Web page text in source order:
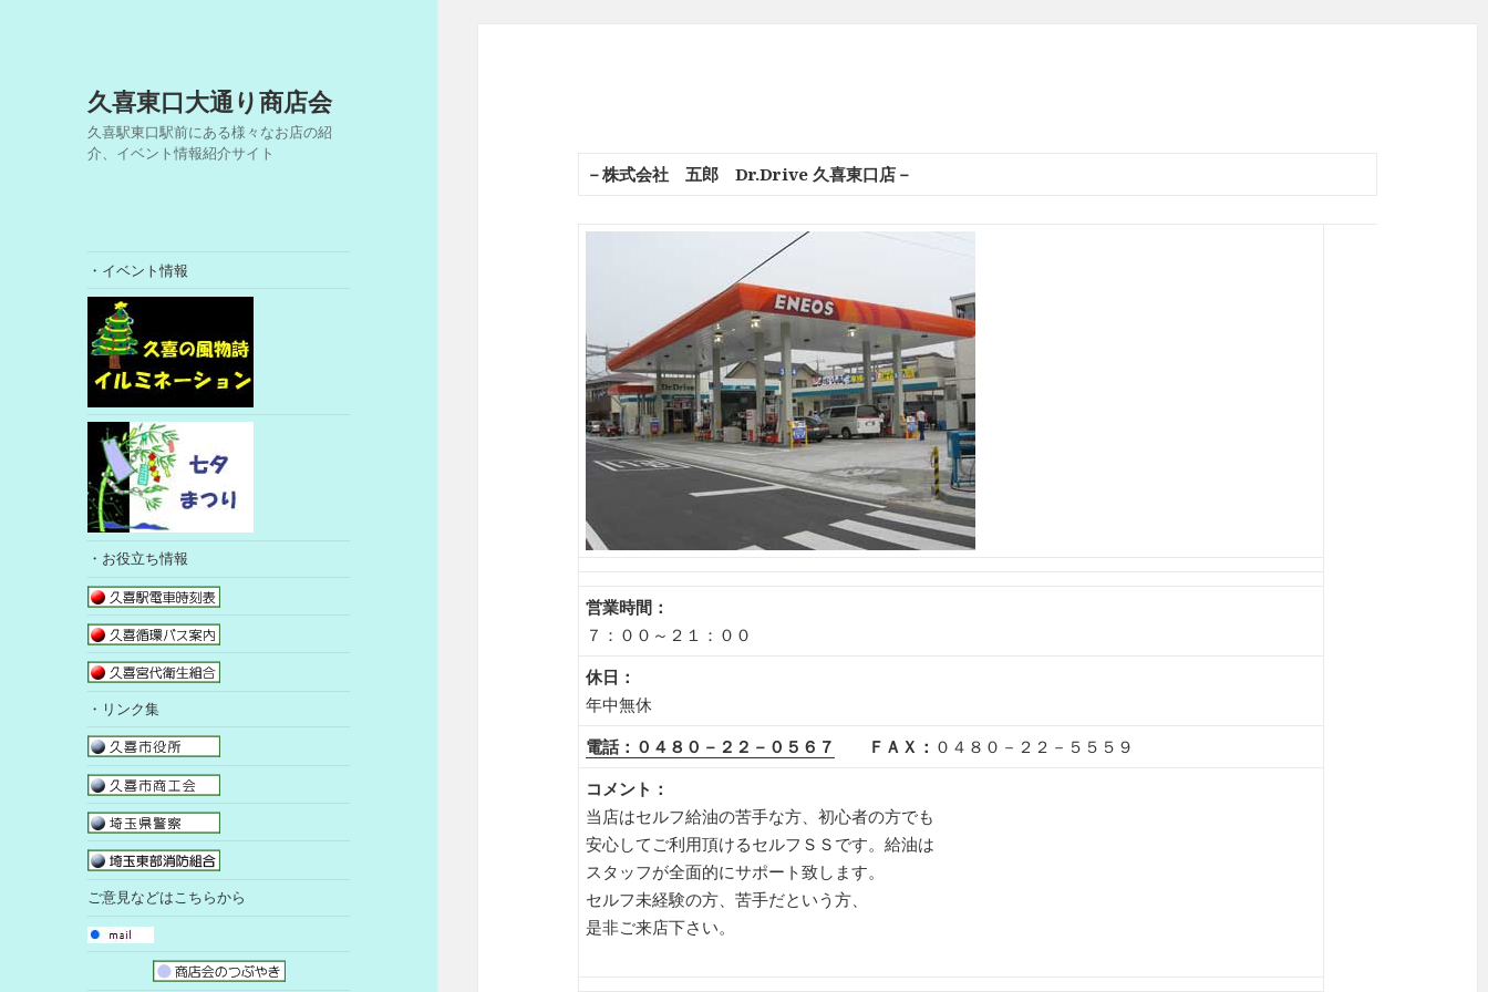
久喜東口大通り商店会
久喜駅東口駅前にある様々なお店の紹
介、イベント情報紹介サイト
・イベント情報
・お役立ち情報
・リンク集
ご意見などはこちらから
－株式会社 五郎 Dr.Drive 久喜東口店－
営業時間：
７：００～２１：００
休日：
年中無休
電話：０４８０－２２－０５６７
ＦＡＸ： ０４８０－２２－５５５９
コメント：
当店はセルフ給油の苦手な方、初心者の方でも
安心してご利用頂けるセルフＳＳです。給油は
スタッフが全面的にサポート致します。
セルフ未経験の方、苦手だという方、
是非ご来店下さい。